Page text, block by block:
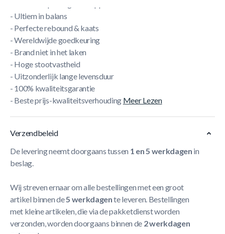
- Ultiem in balans
- Perfecte rebound & kaats
- Wereldwijde goedkeuring
- Brand niet in het laken
- Hoge stootvastheid
- Uitzonderlijk lange levensduur
- 100% kwaliteitsgarantie
- Beste prijs-kwaliteitsverhouding Meer Lezen
Verzendbeleid
De levering neemt doorgaans tussen 1 en 5 werkdagen in
beslag.
Wij streven ernaar om alle bestellingen met een groot
artikel binnen de5 werkdagente leveren. Bestellingen
met kleine artikelen, die via de pakketdienst worden
verzonden, worden doorgaans binnen de 2 werkdagen